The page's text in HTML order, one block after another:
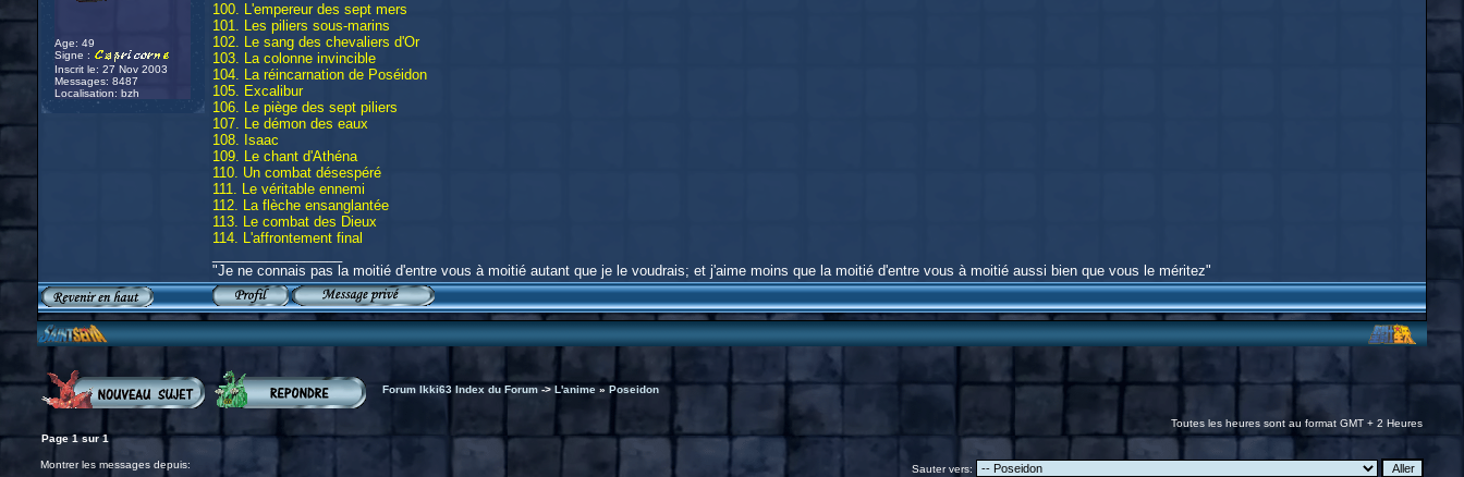
Age: 49
Signe :
Inscrit le: 27 Nov 2003
Messages: 8487
Localisation: bzh
100. L'empereur des sept mers
101. Les piliers sous-marins
102. Le sang des chevaliers d'Or
103. La colonne invincible
104. La réincarnation de Poséidon
105. Excalibur
106. Le piège des sept piliers
107. Le démon des eaux
108. Isaac
109. Le chant d'Athéna
110. Un combat désespéré
111. Le véritable ennemi
112. La flèche ensanglantée
113. Le combat des Dieux
114. L'affrontement final
"Je ne connais pas la moitié d'entre vous à moitié autant que je le voudrais; et j'aime moins que la moitié d'entre vous à moitié aussi bien que vous le méritez"
Forum Ikki63 Index du Forum->L'anime »Poseidon
Page1sur1
Toutes les heures sont au format GMT + 2 Heures
Montrer les messages depuis: Sauter vers: